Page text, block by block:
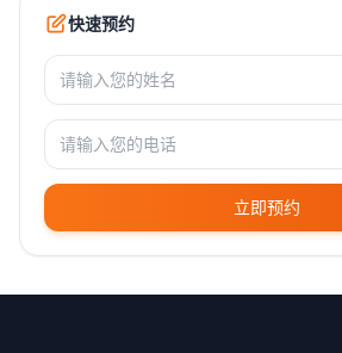
快速预约
立即预约